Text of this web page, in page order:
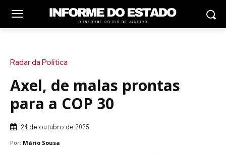
Radar da Política
Axel, de malas prontas
para a COP 30
24 de outubro de 2025
Por: Mário Sousa